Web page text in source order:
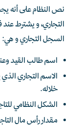
نص النظام على أنه
التجاري، و يشترط عند
السجل التجاري و هي:
اسم طالب القيد
الاسم التجاري
خلاله.
الشكل النظامي
مقدار رأس مال